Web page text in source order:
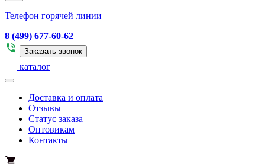
Телефон горячей линии
8 (499) 677-60-62
Заказать звонок
каталог
Доставка и оплата
Отзывы
Статус заказа
Оптовикам
Контакты